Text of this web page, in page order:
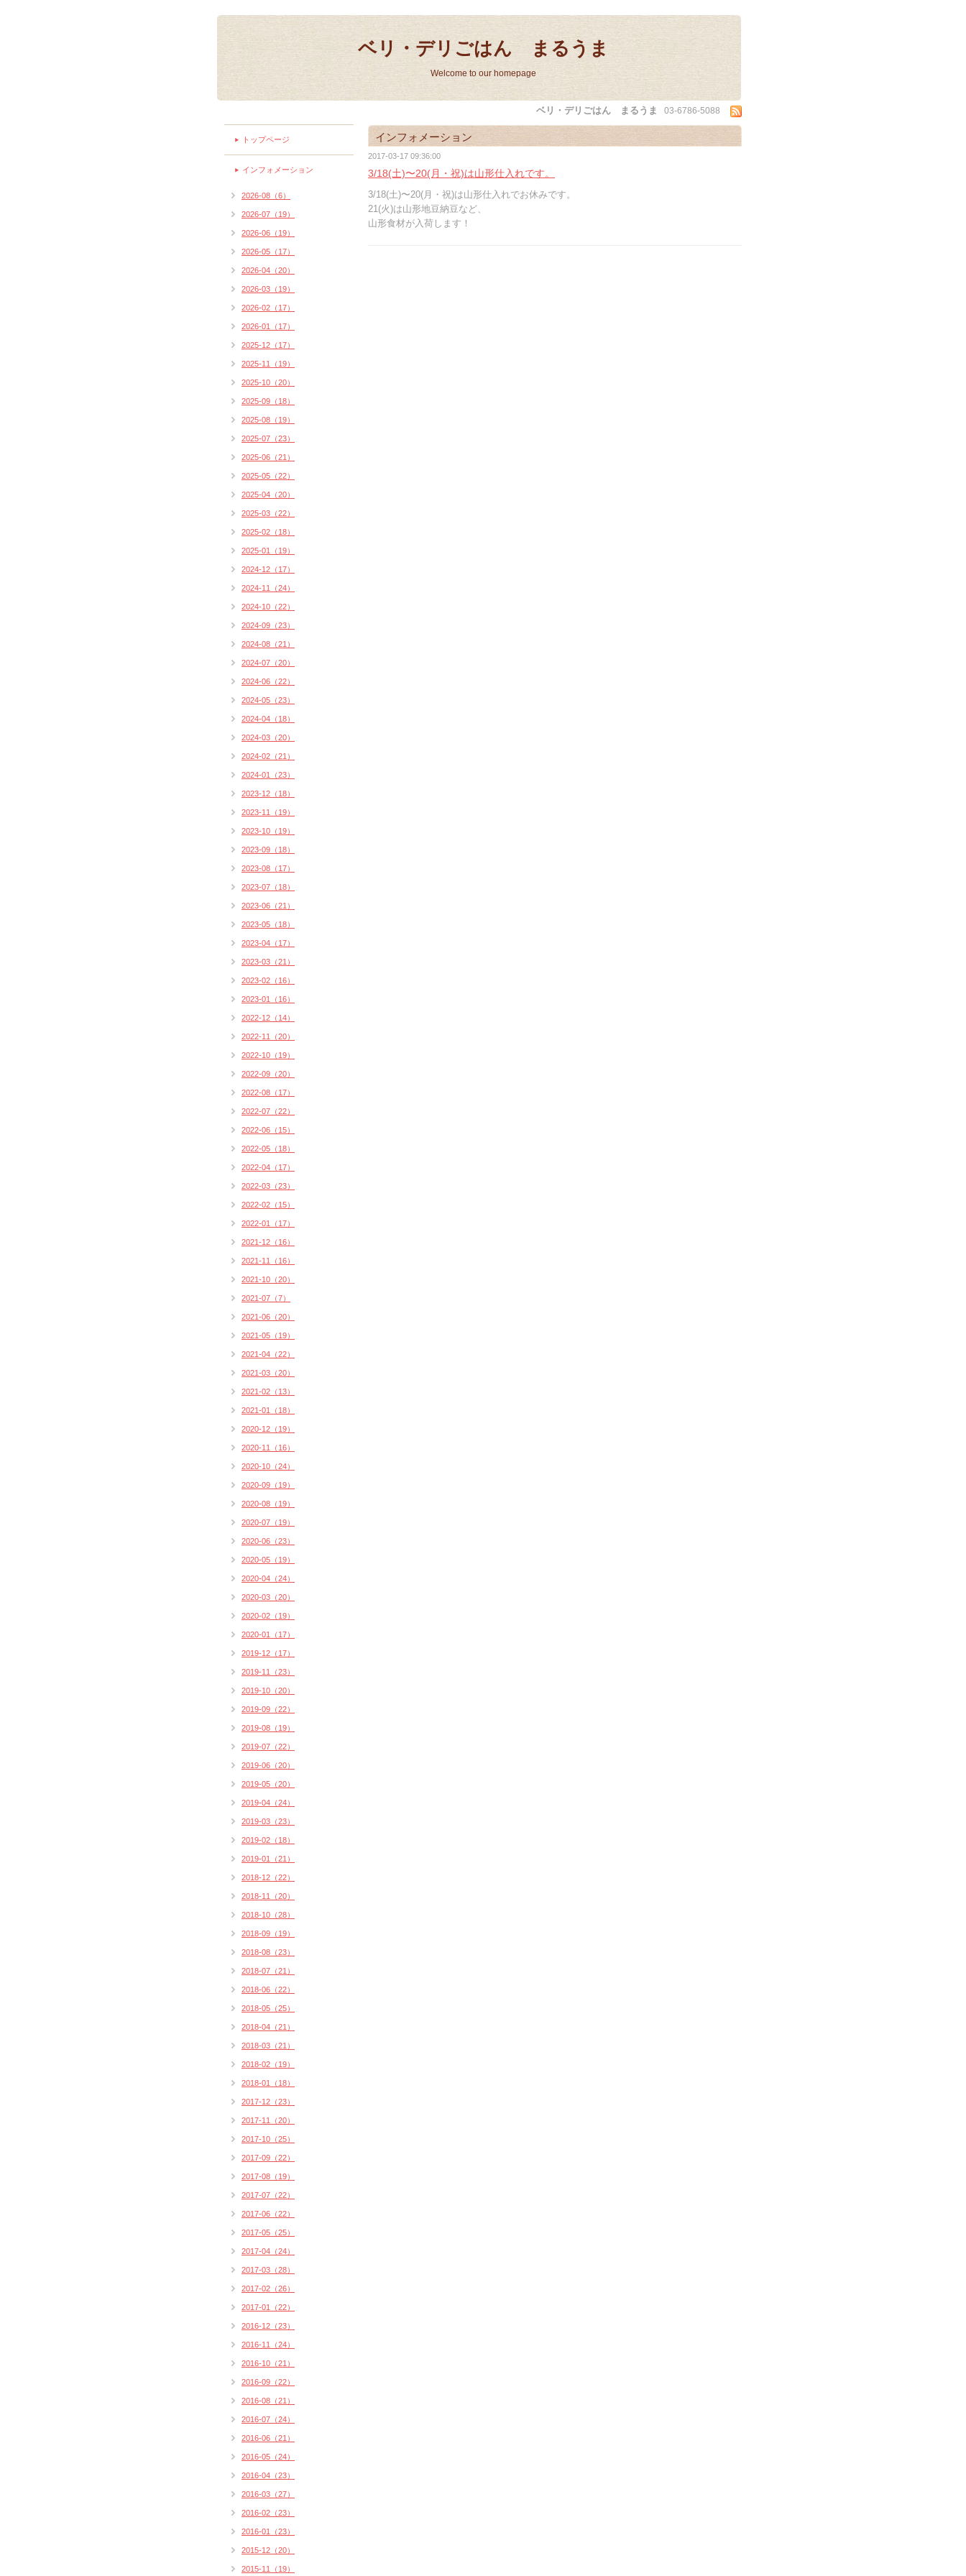
ベリ・デリごはん まるうま
Welcome to our homepage
ベリ・デリごはん まるうま 03-6786-5088
インフォメーション
2017-03-17 09:36:00
3/18(土)〜20(月・祝)は山形仕入れです。
3/18(土)〜20(月・祝)は山形仕入れでお休みです。
21(火)は山形地豆納豆など、
山形食材が入荷します！
トップページ
インフォメーション
2026-08（6）
2026-07（19）
2026-06（19）
2026-05（17）
2026-04（20）
2026-03（19）
2026-02（17）
2026-01（17）
2025-12（17）
2025-11（19）
2025-10（20）
2025-09（18）
2025-08（19）
2025-07（23）
2025-06（21）
2025-05（22）
2025-04（20）
2025-03（22）
2025-02（18）
2025-01（19）
2024-12（17）
2024-11（24）
2024-10（22）
2024-09（23）
2024-08（21）
2024-07（20）
2024-06（22）
2024-05（23）
2024-04（18）
2024-03（20）
2024-02（21）
2024-01（23）
2023-12（18）
2023-11（19）
2023-10（19）
2023-09（18）
2023-08（17）
2023-07（18）
2023-06（21）
2023-05（18）
2023-04（17）
2023-03（21）
2023-02（16）
2023-01（16）
2022-12（14）
2022-11（20）
2022-10（19）
2022-09（20）
2022-08（17）
2022-07（22）
2022-06（15）
2022-05（18）
2022-04（17）
2022-03（23）
2022-02（15）
2022-01（17）
2021-12（16）
2021-11（16）
2021-10（20）
2021-07（7）
2021-06（20）
2021-05（19）
2021-04（22）
2021-03（20）
2021-02（13）
2021-01（18）
2020-12（19）
2020-11（16）
2020-10（24）
2020-09（19）
2020-08（19）
2020-07（19）
2020-06（23）
2020-05（19）
2020-04（24）
2020-03（20）
2020-02（19）
2020-01（17）
2019-12（17）
2019-11（23）
2019-10（20）
2019-09（22）
2019-08（19）
2019-07（22）
2019-06（20）
2019-05（20）
2019-04（24）
2019-03（23）
2019-02（18）
2019-01（21）
2018-12（22）
2018-11（20）
2018-10（28）
2018-09（19）
2018-08（23）
2018-07（21）
2018-06（22）
2018-05（25）
2018-04（21）
2018-03（21）
2018-02（19）
2018-01（18）
2017-12（23）
2017-11（20）
2017-10（25）
2017-09（22）
2017-08（19）
2017-07（22）
2017-06（22）
2017-05（25）
2017-04（24）
2017-03（28）
2017-02（26）
2017-01（22）
2016-12（23）
2016-11（24）
2016-10（21）
2016-09（22）
2016-08（21）
2016-07（24）
2016-06（21）
2016-05（24）
2016-04（23）
2016-03（27）
2016-02（23）
2016-01（23）
2015-12（20）
2015-11（19）